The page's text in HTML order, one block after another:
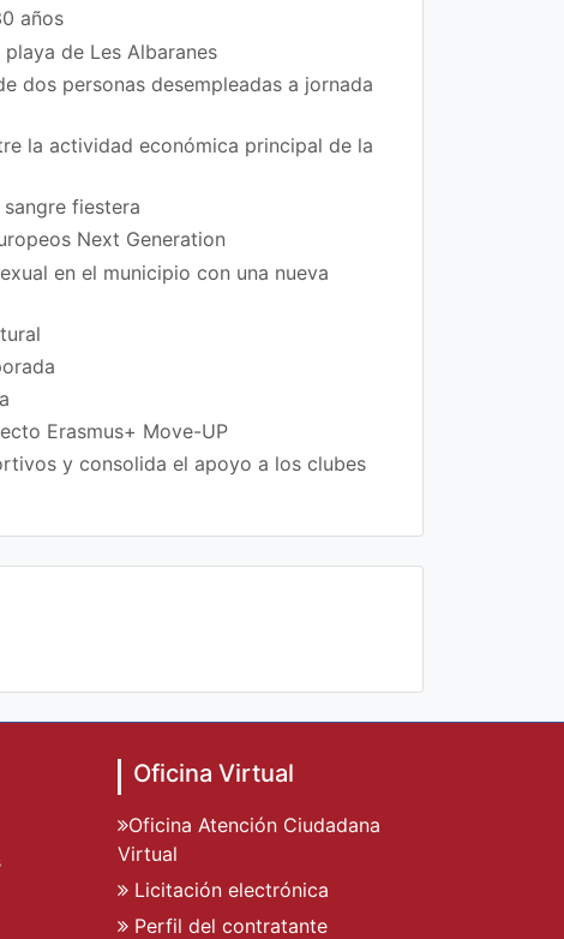
años
de Les Albaranes
dos personas desempleadas a jornada
la actividad económica principal de la
fiestera
Next Generation
en el municipio con una nueva
Erasmus+ Move-UP
y consolida el apoyo a los clubes
Oficina Virtual
Oficina Atención Ciudadana
Virtual
Licitación electrónica
Perfil del contratante